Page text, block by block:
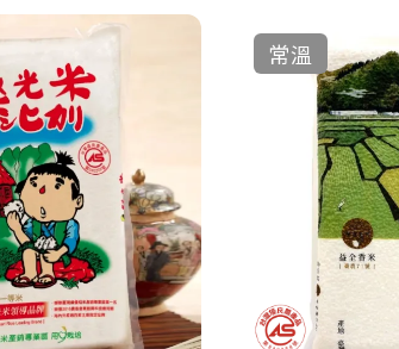
常溫